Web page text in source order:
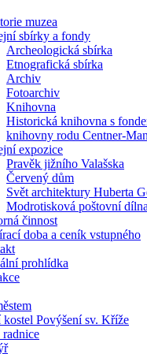
muzea
sbírky a fondy
Archeologická sbírka
Etnografická sbírka
Archiv
Fotoarchiv
Knihovna
Historická knihovna s
knihovny rodu Centner-
expozice
Pravěk jižního Valašska
Červený dům
Svět architektury Huberta
Modrotisková poštovní dílna
činnost
doba a ceník vstupného
prohlídka
kostel Povýšení sv. Kříže
radnice